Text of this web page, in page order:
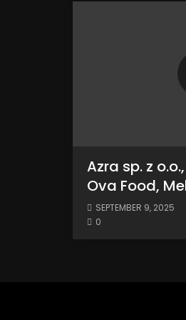
Azra sp. z
Ova Food,
SEPTEMBER 9, 2025
0